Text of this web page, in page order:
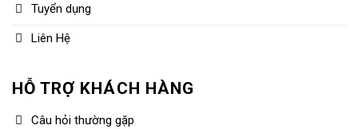
Tuyển dụng
Liên Hệ
HỖ TRỢ KHÁCH HÀNG
Câu hỏi thường gặp